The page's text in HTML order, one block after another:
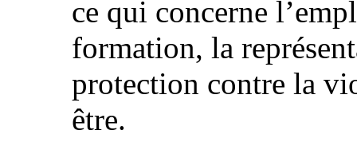
ce qui concerne
formation, la
protection contre la
être.